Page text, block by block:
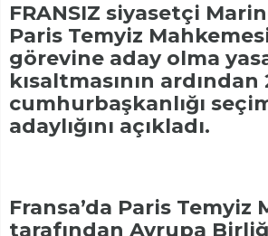
FRANSIZ siyasetçi
Paris Temyiz
görevine aday olma
kısaltmasının
cumhurbaşkanlığı
adaylığını açıkladı.
Fransa’da Paris Temyiz
tarafından Avrupa